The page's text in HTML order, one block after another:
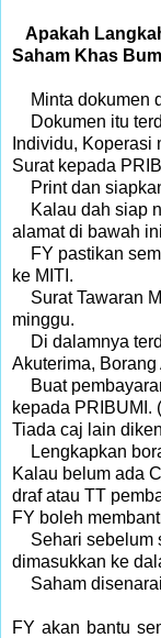
Apakah
Saham Khas
Minta dokumen
Dokumen itu
Individu, Koperasi
Surat kepada
Print dan
Kalau dah siap
alamat di bawah
FY pastikan
ke MITI.
Surat Tawaran
minggu.
Di dalamnya
Akuterima,
Buat
kepada PRIBUMI.
Tiada caj lain
Lengkapkan
Kalau belum ada
draf atau TT
FY boleh
Sehari sebelum
dimasukkan ke
Saham
FY akan bantu